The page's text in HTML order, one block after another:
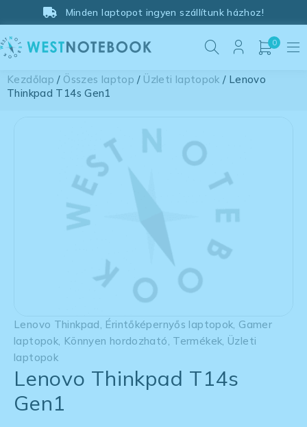
Minden laptopot ingyen szállítunk házhoz!
0
Kezdőlap / Összes laptop / Üzleti laptopok / Lenovo
Thinkpad T14s Gen1
Lenovo Thinkpad Érintőképernyős laptopok Gamer
laptopok Könnyen hordozható Termékek Üzleti
laptopok
Lenovo Thinkpad T14s
Gen1